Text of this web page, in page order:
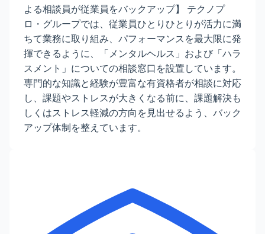
よる相談員が従業員をバックアップ】 テクノプ
ロ・グループでは、従業員ひとりひとりが活力に満
ちて業務に取り組み、パフォーマンスを最大限に発
揮できるように、「メンタルヘルス」および「ハラ
スメント」についての相談窓口を設置しています。
専門的な知識と経験が豊富な有資格者が相談に対応
し、課題やストレスが大きくなる前に、課題解決も
しくはストレス軽減の方向を見出せるよう、バック
アップ体制を整えています。